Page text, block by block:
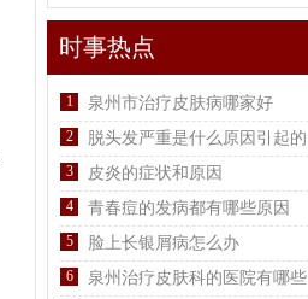
时事热点
1 泉州市治疗皮肤病哪家好
2 脱头发严重是什么原因引起的
3 皮炎的症状和原因
4 青春痘的发病都有哪些原因
5 脸上长银屑病怎么办
6 泉州治疗皮肤科的医院有哪些